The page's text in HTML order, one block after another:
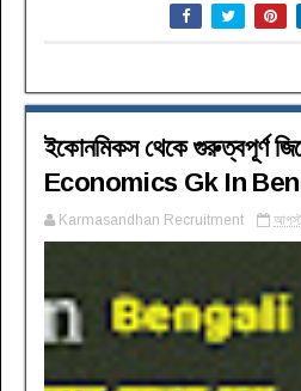
ইকোনমিকস থেকে গুরুত্বপূর্ণ
Economics Gk In
Karmasandhan Recruitment